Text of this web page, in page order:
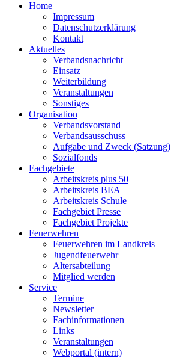
Home
Impressum
Datenschutzerklärung
Kontakt
Aktuelles
Verbandsnachricht
Einsatz
Weiterbildung
Veranstaltungen
Sonstiges
Organisation
Verbandsvorstand
Verbandsausschuss
Aufgabe und Zweck (Satzung)
Sozialfonds
Fachgebiete
Arbeitskreis plus 50
Arbeitskreis BEA
Arbeitskreis Schule
Fachgebiet Presse
Fachgebiet Projekte
Feuerwehren
Feuerwehren im Landkreis
Jugendfeuerwehr
Altersabteilung
Mitglied werden
Service
Termine
Newsletter
Fachinformationen
Links
Veranstaltungen
Webportal (intern)